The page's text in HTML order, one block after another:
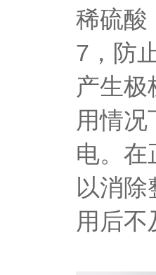
稀硫酸
7，防
产生极
用情
电。在
以消
用后不